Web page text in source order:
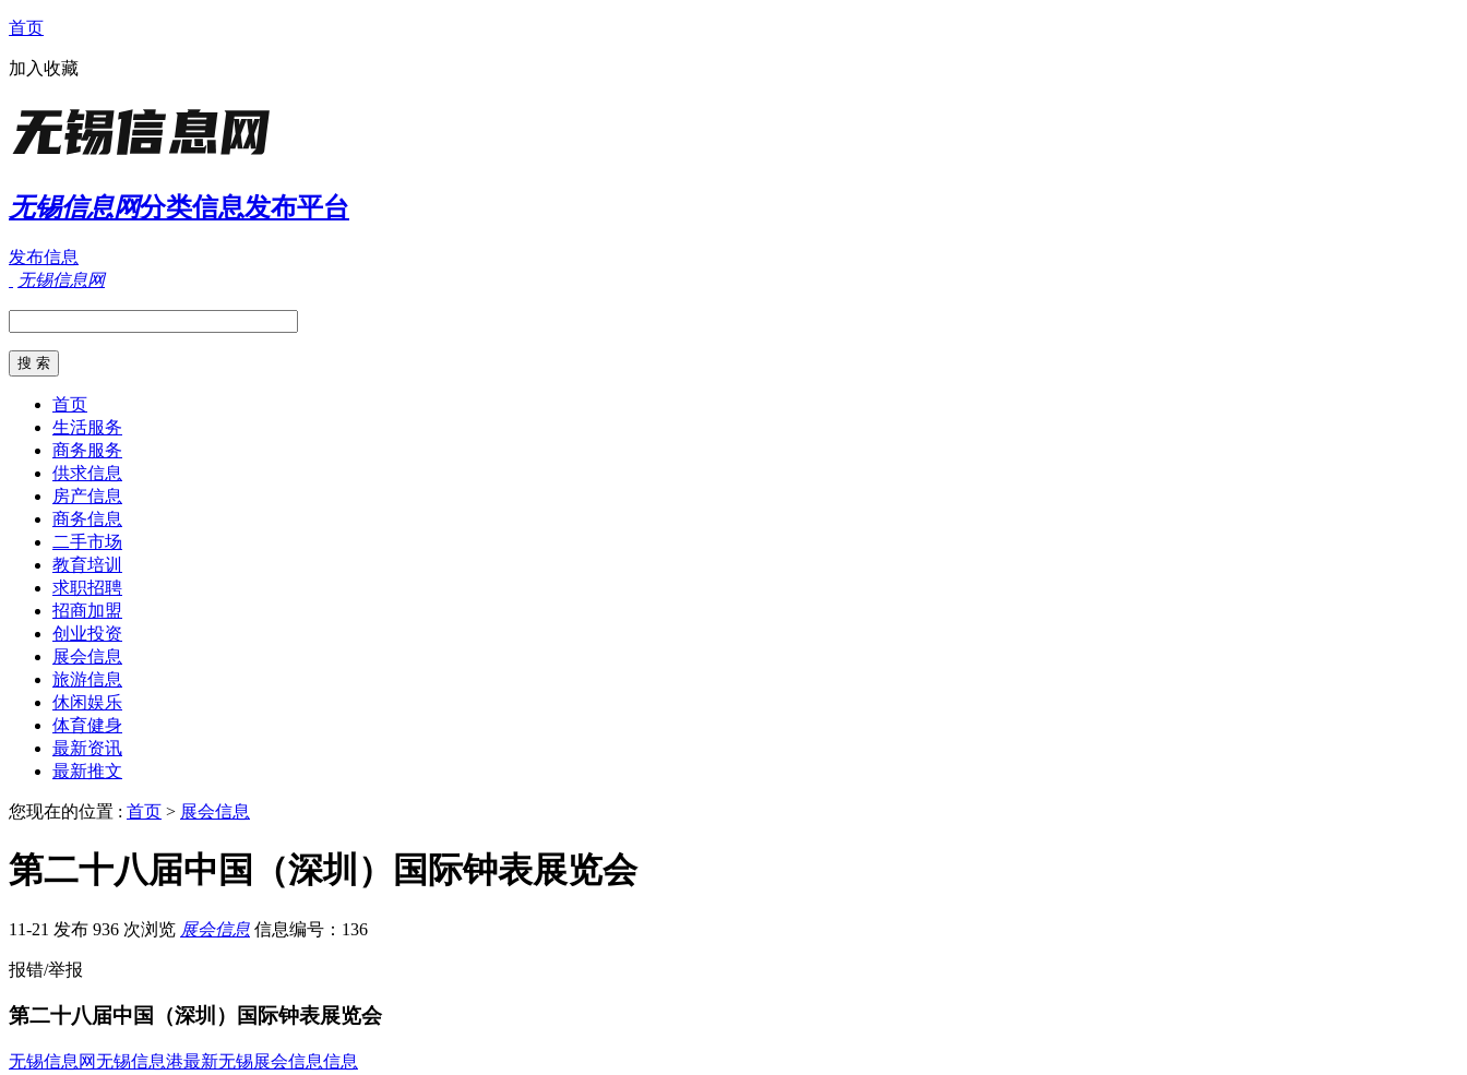
首页
加入收藏
无锡信息网分类信息发布平台
发布信息
无锡信息网
首页
生活服务
商务服务
供求信息
房产信息
商务信息
二手市场
教育培训
求职招聘
招商加盟
创业投资
展会信息
旅游信息
休闲娱乐
体育健身
最新资讯
最新推文
您现在的位置 : 首页 > 展会信息
第二十八届中国（深圳）国际钟表展览会
11-21 发布 936 次浏览 展会信息 信息编号：136
报错/举报
第二十八届中国（深圳）国际钟表展览会
无锡信息网无锡信息港最新无锡展会信息信息